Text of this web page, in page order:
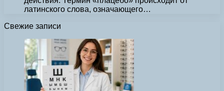
латинского слова, означающего…
Свежие записи